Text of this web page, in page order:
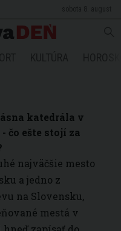
katedrála v
čo ešte stojí za
najväčšie mesto
a jedno z
na Slovensku,
mestá v